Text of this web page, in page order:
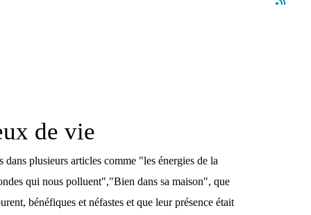
de vie
dans plusieurs articles comme "les énergies de la
qui nous polluent","Bien dans sa maison", que
bénéfiques et néfastes et que leur présence était